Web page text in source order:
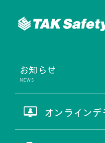
お知らせ
オンラインデ